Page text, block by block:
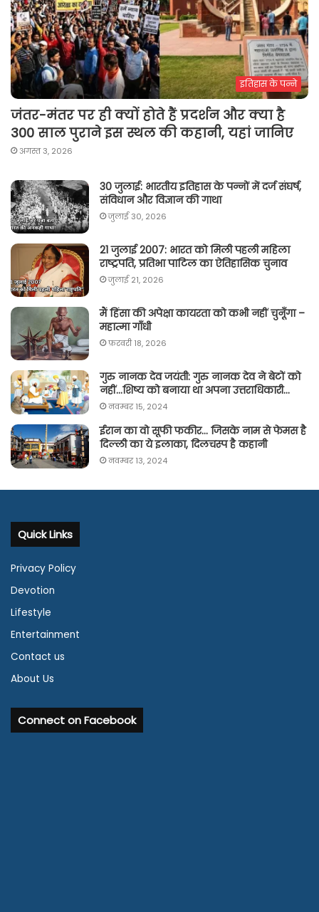
इतिहास के पन्ने
जंतर-मंतर पर ही क्यों होते हैं प्रदर्शन और क्या है
300 साल पुराने इस स्थल की कहानी, यहां जानिए
अगस्त 3, 2026
30 जुलाई: भारतीय इतिहास के पन्नों में दर्ज संघर्ष,
संविधान और विज्ञान की गाथा
जुलाई 30, 2026
21 जुलाई 2007: भारत को मिली पहली महिला
राष्ट्रपति, प्रतिभा पाटिल का ऐतिहासिक चुनाव
जुलाई 21, 2026
मैं हिंसा की अपेक्षा कायरता को कभी नहीं चुनूँगा –
महात्मा गाँधी
फ़रवरी 18, 2026
गुरु नानक देव जयंती: गुरु नानक देव ने बेटों को
नहीं…शिष्य को बनाया था अपना उत्तराधिकारी…
नवम्बर 15, 2024
ईरान का वो सूफी फकीर… जिसके नाम से फेमस है
दिल्ली का ये इलाका, दिलचस्प है कहानी
नवम्बर 13, 2024
Quick Links
Privacy Policy
Devotion
Lifestyle
Entertainment
Contact us
About Us
Connect on Facebook